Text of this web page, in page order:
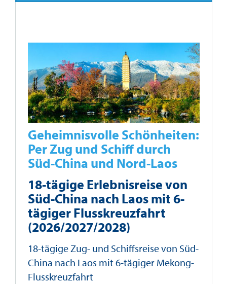
Geheimnisvolle Schönheiten:
Per Zug und Schiff durch
Süd-China und Nord-Laos
18-tägige Erlebnisreise von
Süd-China nach Laos mit 6-
tägiger Flusskreuzfahrt
(2026/2027/2028)
18-tägige Zug- und Schiffsreise von Süd-
China nach Laos mit 6-tägiger Mekong-
Flusskreuzfahrt